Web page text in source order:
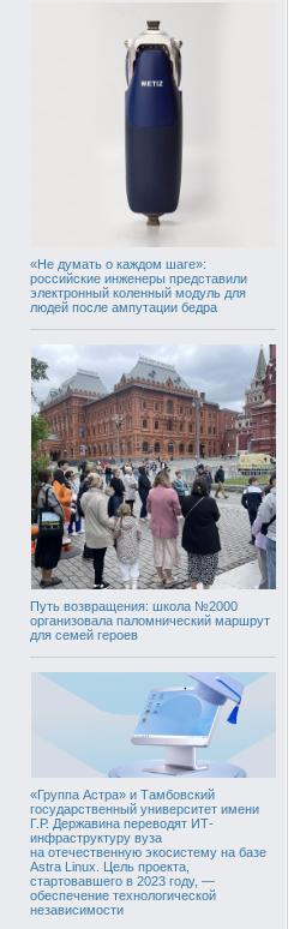
«Не думать о каждом шаге»:
российские инженеры представили
электронный коленный модуль для
людей после ампутации бедра
Путь возвращения: школа №2000
организовала паломнический маршрут
для семей героев
«Группа Астра» и Тамбовский
государственный университет имени
Г.Р. Державина переводят ИТ-
инфраструктуру вуза
на отечественную экосистему на базе
Astra Linux. Цель проекта,
стартовавшего в 2023 году, —
обеспечение технологической
независимости